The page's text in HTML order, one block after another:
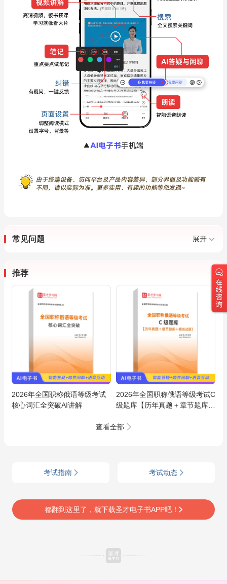
常见问题 展开
推荐
2026年全国职称俄语等级考试
核心词汇全突破AI讲解
2026年全国职称俄语等级考试C
级题库【历年真题＋章节题库＋
查看全部
考试指南 考试动态
都翻到这里了，就下载圣才电子书APP吧！